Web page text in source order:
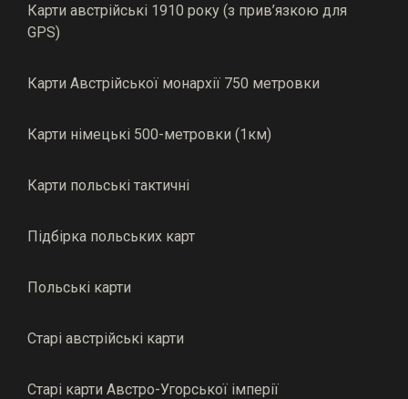
Карти австрійські 1910 року (з прив’язкою для
GPS)
Карти Австрійської монархії 750 метровки
Карти німецькі 500-метровки (1км)
Карти польські тактичні
Підбірка польських карт
Польські карти
Старі австрійські карти
Старі карти Австро-Угорської імперії